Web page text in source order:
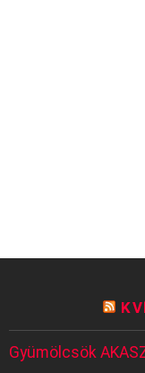
Gyümölcsök